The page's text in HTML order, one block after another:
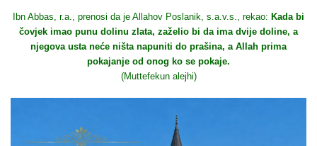
Ibn Abbas, r.a., prenosi da je Allahov Poslanik, s.a.v.s., rekao: Kada bi
čovjek imao punu dolinu zlata, zaželio bi da ima dvije doline, a
njegova usta neće ništa napuniti do prašina, a Allah prima
pokajanje od onog ko se pokaje.
(Muttefekun alejhi)